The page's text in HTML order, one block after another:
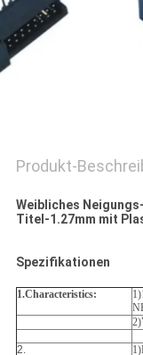
Produkt-
Weibliches
Titel-1.27mm mit
Spezifikationen
1.Characteristics:
2.